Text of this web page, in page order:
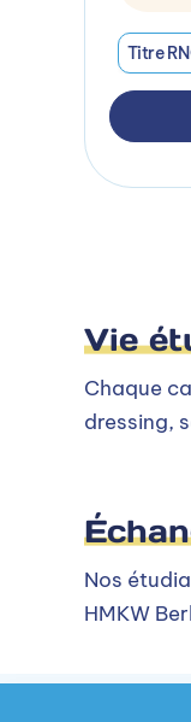
Titre
Vie
Chaque
dressing,
Nos
HMKW